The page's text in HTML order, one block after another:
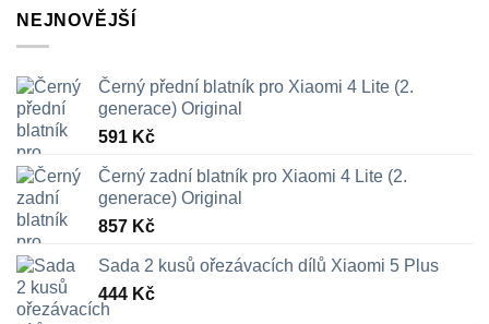
NEJNOVĚJŠÍ
Černý přední blatník pro Xiaomi 4 Lite (2.
generace) Original
591 Kč
Černý zadní blatník pro Xiaomi 4 Lite (2.
generace) Original
857 Kč
Sada 2 kusů ořezávacích dílů Xiaomi 5 Plus
444 Kč